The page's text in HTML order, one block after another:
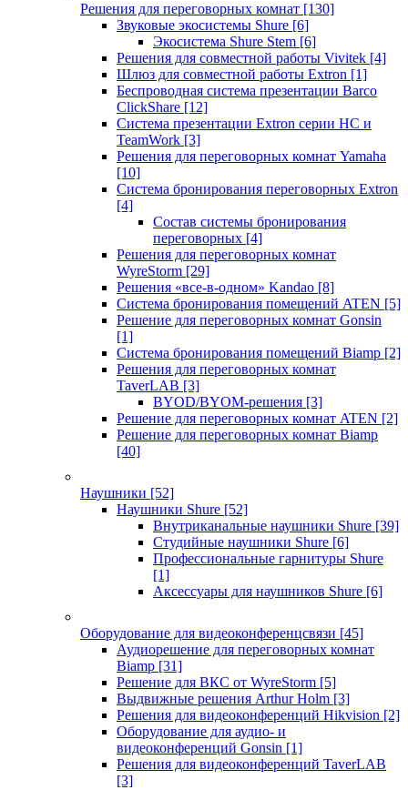
Решения для переговорных комнат [130]
Звуковые экосистемы Shure [6]
Экосистема Shure Stem [6]
Решения для совместной работы Vivitek [4]
Шлюз для совместной работы Extron [1]
Беспроводная система презентации Barco
ClickShare [12]
Система презентации Extron серии HC и
TeamWork [3]
Решения для переговорных комнат Yamaha
[10]
Система бронирования переговорных Extron
[4]
Состав системы бронирования
переговорных [4]
Решения для переговорных комнат
WyreStorm [29]
Решения «все-в-одном» Kandao [8]
Система бронирования помещений ATEN [5]
Решение для переговорных комнат Gonsin
[1]
Система бронирования помещений Biamp [2]
Решения для переговорных комнат
TaverLAB [3]
BYOD/BYOM-решения [3]
Решение для переговорных комнат ATEN [2]
Решение для переговорных комнат Biamp
[40]
Наушники [52]
Наушники Shure [52]
Внутриканальные наушники Shure [39]
Студийные наушники Shure [6]
Профессиональные гарнитуры Shure
[1]
Аксессуары для наушников Shure [6]
Оборудование для видеоконференцсвязи [45]
Аудиорешение для переговорных комнат
Biamp [31]
Решение для ВКС от WyreStorm [5]
Выдвижные решения Arthur Holm [3]
Решения для видеоконференций Hikvision [2]
Оборудование для аудио- и
видеоконференций Gonsin [1]
Решения для видеоконференций TaverLAB
[3]